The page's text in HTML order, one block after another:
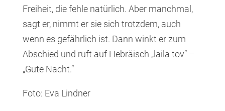
Freiheit, die fehle natürlich. Aber manchmal,
sagt er, nimmt er sie sich trotzdem, auch
wenn es gefährlich ist. Dann winkt er zum
Abschied und ruft auf Hebräisch „laila tov“ –
„Gute Nacht.“
Foto: Eva Lindner